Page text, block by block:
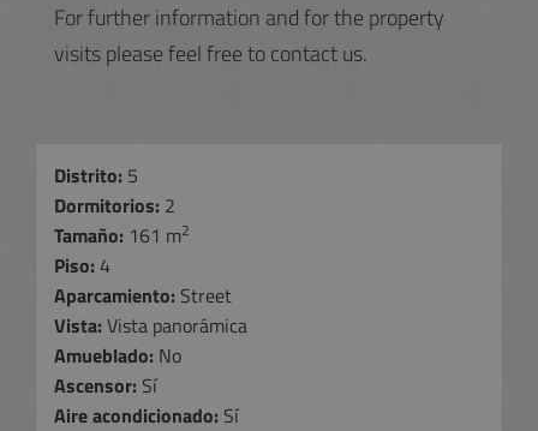
For further information and for the property
visits please feel free to contact us.
Distrito: 5
Dormitorios: 2
Tamaño: 161 m2
Piso: 4
Aparcamiento: Street
Vista: Vista panorámica
Amueblado: No
Ascensor: Sí
Aire acondicionado: Sí